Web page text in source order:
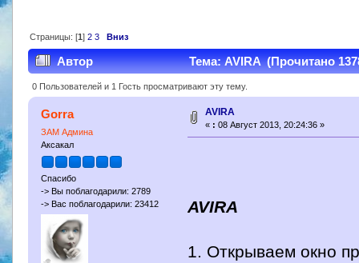
Страницы: [1] 2 3 Вниз
Автор Тема: AVIRA (Прочитано
0 Пользователей и 1 Гость просматривают эту тему.
Gorra
ЗАМ Админа
Аксакал
Спасибо
-> Вы поблагодарили: 2789
-> Вас поблагодарили: 23412
AVIRA
« : 08 Август 2013, 20:24:36 »
AVIRA
1. Открываем окно